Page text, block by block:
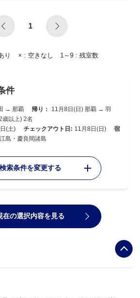
1
り × : 空きなし 1～9 : 残室数
件
→ 那覇 帰り：
11月8日(日) 那覇 → 羽
歳以上) 2名
(土) チェックアウト日: 11月8日(日)
宿
島・慶良間諸島
検索条件を変更する
在の選択内容を見る